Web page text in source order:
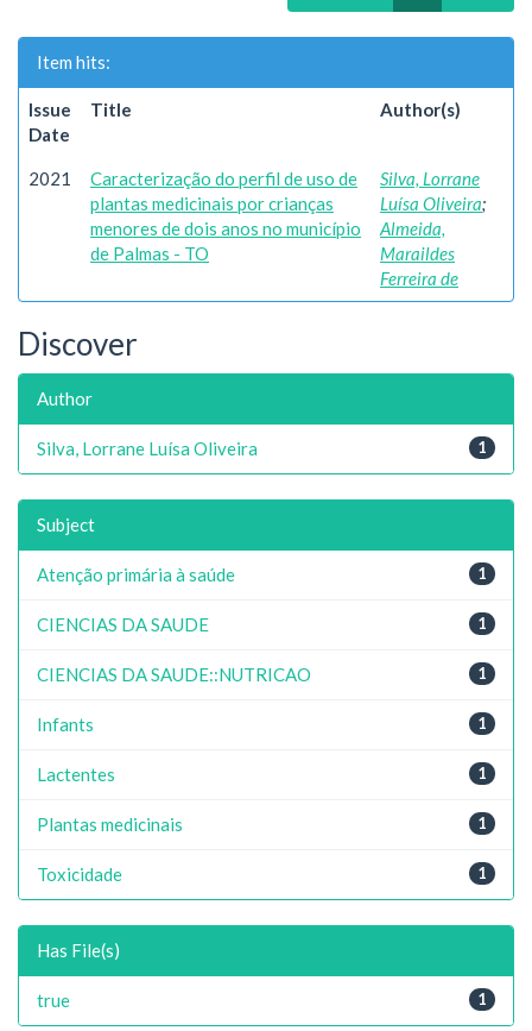
Item hits:
Issue
Date
Title Author(s)
2021
Caracterização do perfil de uso de
plantas medicinais por crianças
menores de dois anos no município
de Palmas - TO
Silva, Lorrane
Luísa Oliveira;
Almeida,
Maraildes
Ferreira de
Discover
Author
1
Silva, Lorrane Luísa Oliveira
Subject
1
Atenção primária à saúde
1
CIENCIAS DA SAUDE
1
CIENCIAS DA SAUDE::NUTRICAO
1
Infants
1
Lactentes
1
Plantas medicinais
1
Toxicidade
Has File(s)
1
true